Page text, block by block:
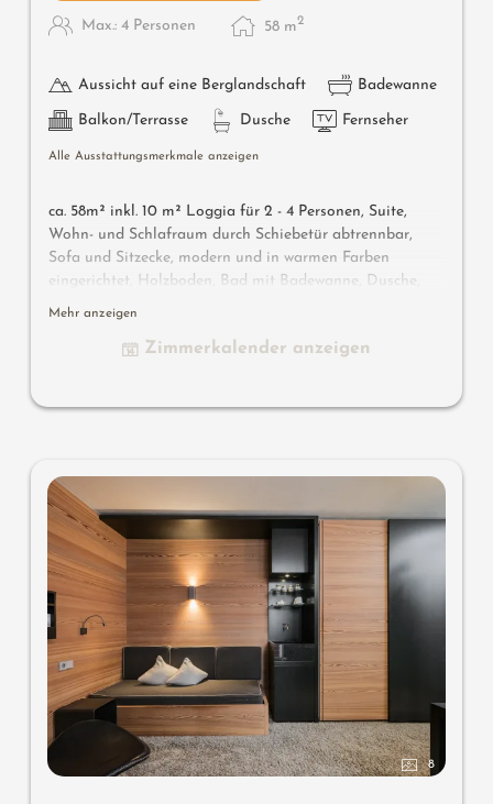
Max.: 4 Personen 58 m2
Aussicht auf eine Berglandschaft Badewanne
Balkon/Terrasse Dusche Fernseher
Alle Ausstattungsmerkmale anzeigen
ca. 58m² inkl. 10 m² Loggia für 2 - 4 Personen, Suite,
Wohn- und Schlafraum durch Schiebetür abtrennbar,
Sofa und Sitzecke, modern und in warmen Farben
eingerichtet, Holzboden, Bad mit Badewanne, Dusche,
Bidet, separates WC, Flat-TV, gratis W-Lan, Minibar,
Wissenswertes: Klimaanlage und Boxspringmatratzen
Mehr anzeigen
Zimmerkalender anzeigen
8